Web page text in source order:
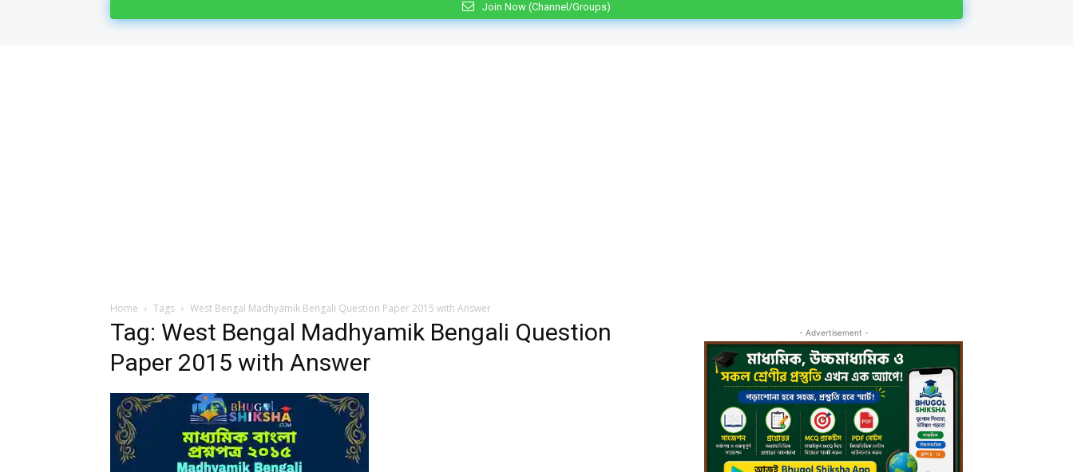
Join Now (Channel/Groups)
Home Tags West Bengal Madhyamik Bengali Question Paper 2015 with Answer
Tag: West Bengal Madhyamik Bengali Question
Paper 2015 with Answer
- Advertisement -